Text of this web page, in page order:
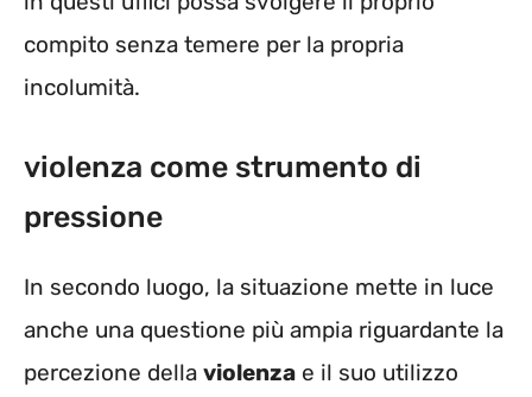
compito senza temere per la propria
incolumità.
violenza come strumento di
pressione
In secondo luogo, la situazione mette in luce
anche una questione più ampia riguardante la
percezione della violenza e il suo utilizzo